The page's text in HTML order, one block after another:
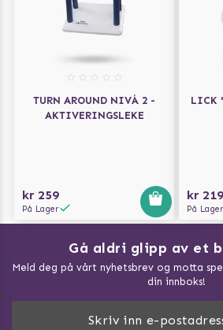
TURN AROUND NIVÅ 2 -
AKTIVERINGSLEKE
kr 259
På Lager
LICK
kr 219
På Lager
Gå aldri glipp av et
Meld deg på vårt nyhetsbrev og motta
din innboks!